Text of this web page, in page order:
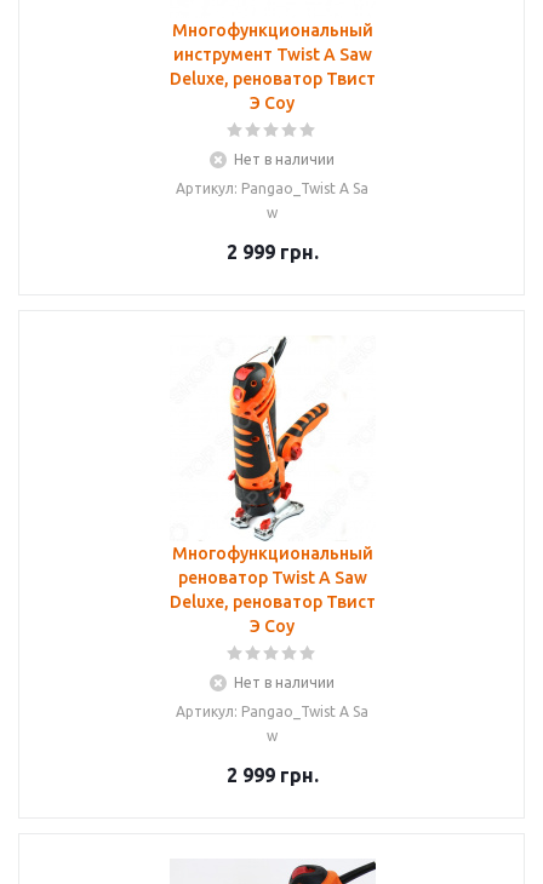
Многофункциональный
инструмент Twist A Saw
Deluxe, реноватор Твист
Э Соу
Нет в наличии
Артикул: Pangao_Twist A Sa
w
2 999грн.
Многофункциональный
реноватор Twist A Saw
Deluxe, реноватор Твист
Э Соу
Нет в наличии
Артикул: Pangao_Twist A Sa
w
2 999грн.